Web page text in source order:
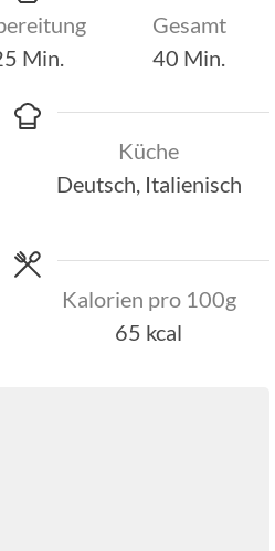
Minuten
Min.
Gesamt
40 Minuten
Min.
Küche
Deutsch, Italienisch
Kalorien pro 100g
65 kcal